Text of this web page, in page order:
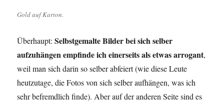
Gold auf Karton.
Überhaupt: Selbstgemalte Bilder bei sich selber
aufzuhängen empfinde ich einerseits als etwas arrogant,
weil man sich darin so selber abfeiert (wie diese Leute
heutzutage, die Fotos von sich selber aufhängen, was ich
sehr befremdlich finde). Aber auf der anderen Seite sind es